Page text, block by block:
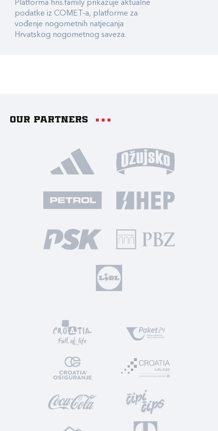
Platforma hns.family prikazuje aktualne
podatke iz COMET-a, platforme za
vođenje nogometnih natjecanja
Hrvatskog nogometnog saveza.
Our partners